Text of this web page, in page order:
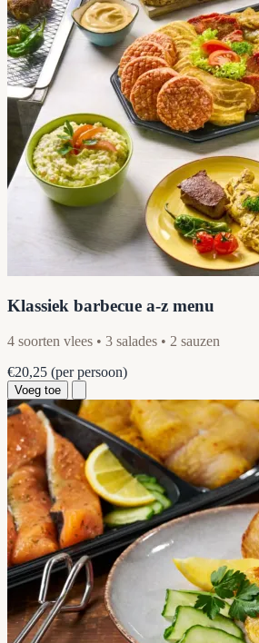
Klassiek barbecue a-z menu
4 soorten vlees • 3 salades • 2 sauzen
€20,25 (per persoon)
Voeg toe